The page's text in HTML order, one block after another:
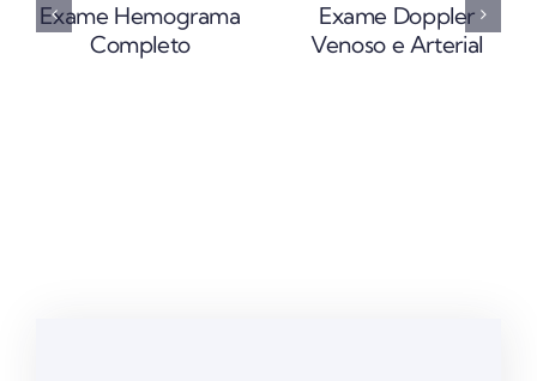
Exame Hemograma
Completo
Exame Doppler
Venoso e Arterial